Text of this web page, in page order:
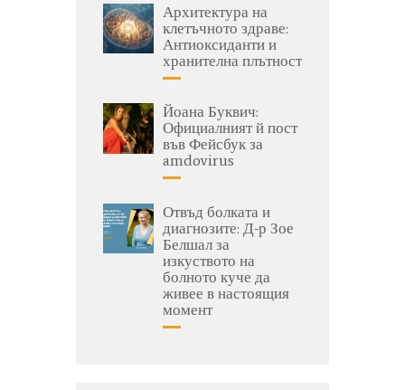
Архитектура на
клетъчното здраве:
Антиоксиданти и
хранителна плътност
Йоана Буквич:
Официалният й пост
във Фейсбук за
amdovirus
Отвъд болката и
диагнозите: Д-р Зое
Белшал за
изкуството на
болното куче да
живее в настоящия
момент